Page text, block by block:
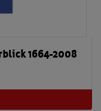
1664-2008